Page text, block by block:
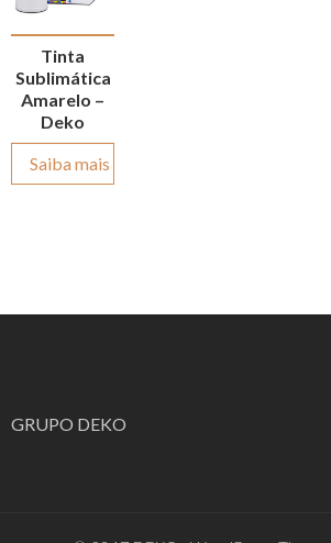
Tinta
Sublimática
Amarelo –
Deko
Saiba mais
GRUPO DEKO